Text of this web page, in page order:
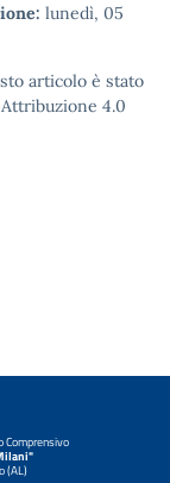
lunedì, 05
articolo è stato
4.0
(AL)